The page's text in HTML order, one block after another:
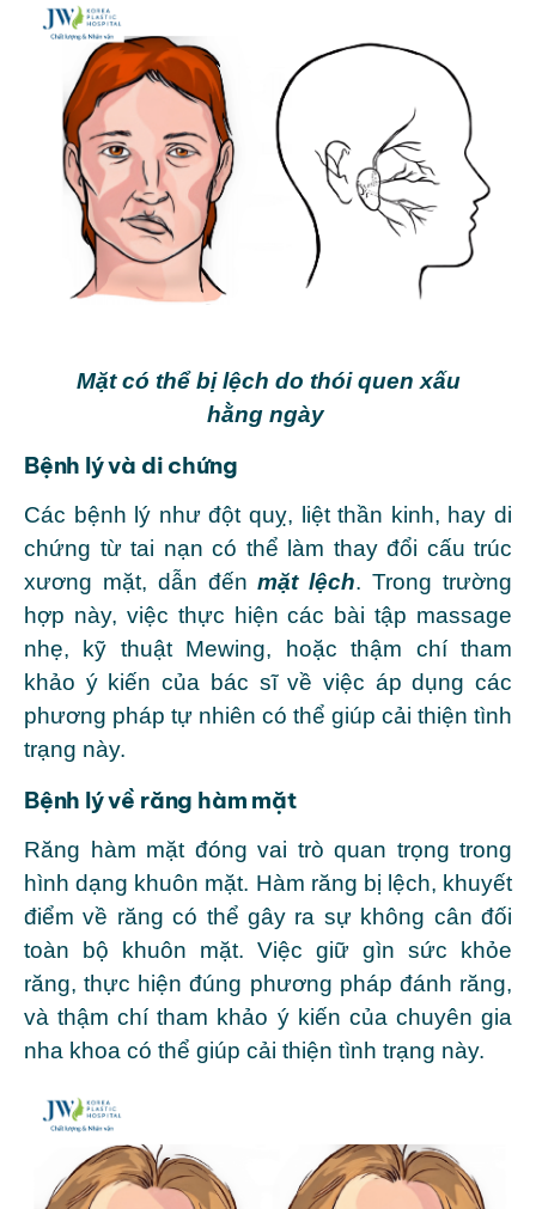
Mặt có thể bị lệch do thói quen xấu
hằng ngày
Bệnh lý và di chứng
Các bệnh lý như đột quỵ, liệt thần kinh, hay di
chứng từ tai nạn có thể làm thay đổi cấu trúc
xương mặt, dẫn đếnmặt lệch. Trong trường
hợp này, việc thực hiện các bài tập massage
nhẹ, kỹ thuật Mewing, hoặc thậm chí tham
khảo ý kiến của bác sĩ về việc áp dụng các
phương pháp tự nhiên có thể giúp cải thiện tình
trạng này.
Bệnh lý về răng hàm mặt
Răng hàm mặt đóng vai trò quan trọng trong
hình dạng khuôn mặt. Hàm răng bị lệch, khuyết
điểm về răng có thể gây ra sự không cân đối
toàn bộ khuôn mặt. Việc giữ gìn sức khỏe
răng, thực hiện đúng phương pháp đánh răng,
và thậm chí tham khảo ý kiến của chuyên gia
nha khoa có thể giúp cải thiện tình trạng này.